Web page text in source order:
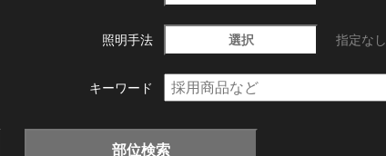
照明手法 選択 指定なし
キーワード
部位検索